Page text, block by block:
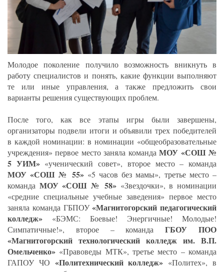
Молодое поколение получило возможность вникнуть в
работу специалистов и понять, какие функции выполняют
те или иные управления, а также предложить свои
варианты решения существующих проблем.
После того, как все этапы игры были завершены,
организаторы подвели итоги и объявили трех победителей
в каждой номинации: в номинации «общеобразовательные
учреждения» первое место заняла командаМОУ «СОШ №
5 УИМ»«ученический совет», второе место – команда
МОУ «СОШ № 55»«5 часов без мамы», третье место –
команда МОУ «СОШ № 58» «Звездочки», в номинации
«средние специальные учебные заведения» первое место
заняла команда ГБПОУ«Магнитогорский педагогический
колледж» «БЭМС: Боевые! Энергичные! Молодые!
Симпатичные!», второе – командаГБОУ ПОО
«Магнитогорский технологический колледж им. В.П.
Омельченко» «Правоведы МТК», третье место – команда
ГАПОУ ЧО «Политехнический колледж» «Политех», в